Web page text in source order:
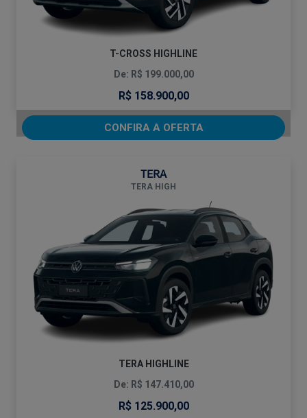
T-CROSS HIGHLINE
De: R$ 199.000,00
R$ 158.900,00
CONFIRA A OFERTA
TERA
TERA HIGH
TERA HIGHLINE
De: R$ 147.410,00
R$ 125.900,00